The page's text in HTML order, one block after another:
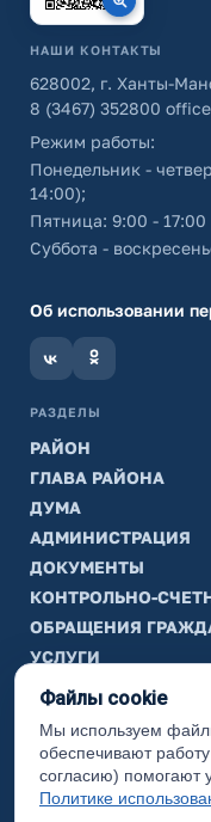
НАШИ КОНТАКТЫ
628002, г. Ханты-
8 (3467) 352800
Режим работы:
Понедельник -
14:00);
Пятница: 9:00 -
Суббота -
Об использовании
РАЗДЕЛЫ
РАЙОН
ГЛАВА РАЙОНА
ДУМА
АДМИНИСТРАЦИЯ
ДОКУМЕНТЫ
КОНТРОЛЬНО-
ОБРАЩЕНИЯ
УСЛУГИ
ТИК
ИНФОРМАЦИЯ
Законодательная
Карта сайта
Файлы cookie
Мы используем
обеспечивают
согласию) помогают
Политике